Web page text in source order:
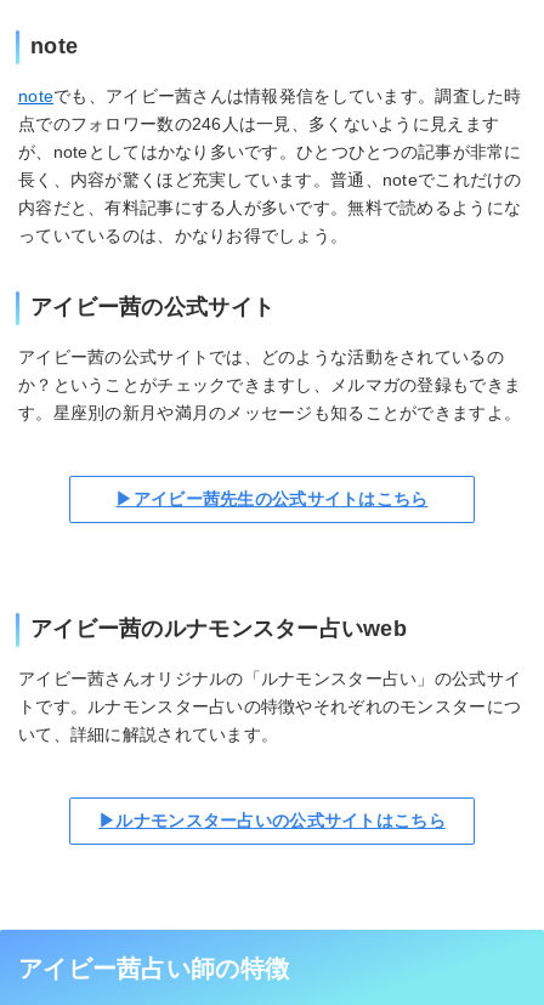
note
noteでも、アイビー茜さんは情報発信をしています。調査した時
点でのフォロワー数の246人は一見、多くないように見えます
が、noteとしてはかなり多いです。ひとつひとつの記事が非常に
長く、内容が驚くほど充実しています。普通、noteでこれだけの
内容だと、有料記事にする人が多いです。無料で読めるようにな
っていているのは、かなりお得でしょう。
アイビー茜の公式サイト
アイビー茜の公式サイトでは、どのような活動をされているの
か？ということがチェックできますし、メルマガの登録もできま
す。星座別の新月や満月のメッセージも知ることができますよ。
▶アイビー茜先生の公式サイトはこちら
アイビー茜のルナモンスター占いweb
アイビー茜さんオリジナルの「ルナモンスター占い」の公式サイ
トです。ルナモンスター占いの特徴やそれぞれのモンスターにつ
いて、詳細に解説されています。
▶ルナモンスター占いの公式サイトはこちら
アイビー茜占い師の特徴